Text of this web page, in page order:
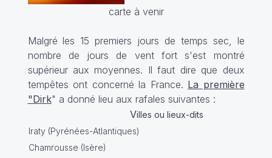
carte à venir
Malgré les 15 premiers jours de temps sec, le
nombre de jours de vent fort s'est montré
supérieur aux moyennes. Il faut dire que deux
tempêtes ont concerné la France. La première
"Dirk" a donné lieu aux rafales suivantes :
Villes ou lieux-dits
Iraty (Pyrénées-Atlantiques)
Chamrousse (Isère)